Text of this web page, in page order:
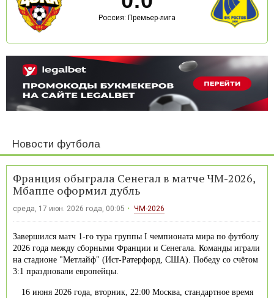
Россия: Премьер-лига
Новости футбола
Франция обыграла Сенегал в матче ЧМ-2026,
Мбаппе оформил дубль
среда, 17 июн. 2026 года, 00:05 ЧМ-2026
Завершился матч 1-го тура группы I чемпионата мира по футболу
2026 года между сборными Франции и Сенегала. Команды играли
на стадионе "Метлайф" (Ист-Ратерфорд, США). Победу со счётом
3:1 праздновали европейцы.
16 июня 2026 года, вторник, 22:00 Москва, стандартное время